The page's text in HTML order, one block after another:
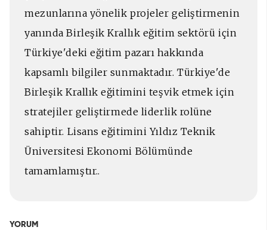
mezunlarına yönelik projeler geliştirmenin
yanında Birleşik Krallık eğitim sektörü için
Türkiye'deki eğitim pazarı hakkında
kapsamlı bilgiler sunmaktadır. Türkiye'de
Birleşik Krallık eğitimini teşvik etmek için
stratejiler geliştirmede liderlik rolüne
sahiptir. Lisans eğitimini Yıldız Teknik
Üniversitesi Ekonomi Bölümünde
tamamlamıştır..
YORUM